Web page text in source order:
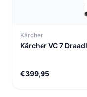
Kärcher
Kärcher VC 7
€399,95